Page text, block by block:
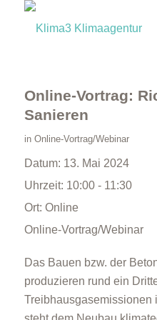
Online-Vortrag:
Sanieren
in Online-Vortrag/Webinar
Datum: 13. Mai 2024
Uhrzeit: 10:00 - 11:30
Ort: Online
Online-Vortrag/Webinar
Das Bauen bzw. der
produzieren rund ein
Treibhausgasemissionen